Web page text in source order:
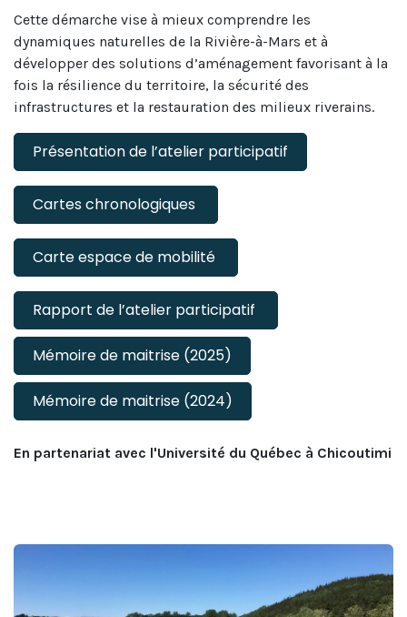
Cette démarche vise à mieux comprendre les
dynamiques naturelles de la Rivière-à-Mars et à
développer des solutions d’aménagement favorisant à la
fois la résilience du territoire, la sécurité des
infrastructures et la restauration des milieux riverains.
Présentation de l’atelier participatif
Cartes chronologiques
Carte espace de mobilité
Rapport de l’atelier participatif
Mémoire de maitrise (2025)
Mémoire de maitrise (2024)
En partenariat avec l'Université du Québec à Chicoutimi